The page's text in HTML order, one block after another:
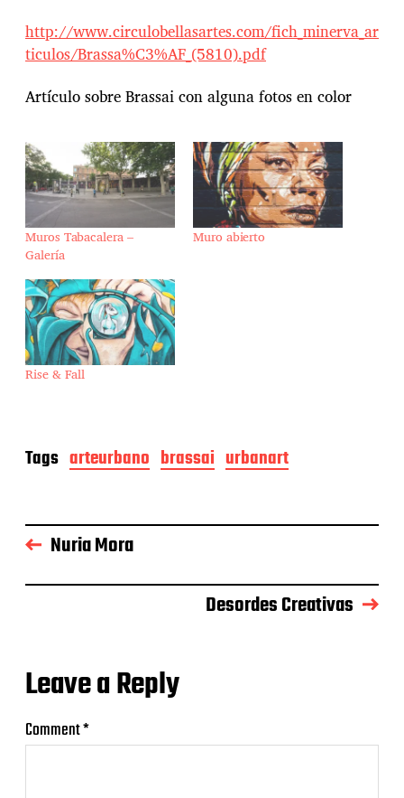
http://www.circulobellasartes.com/fich_minerva_ar
ticulos/Brassa%C3%AF_(5810).pdf
Artículo sobre Brassai con alguna fotos en color
Muros Tabacalera –
Galería
Muro abierto
Rise & Fall
Tags arteurbano brassai urbanart
Nuria Mora
Desordes Creativas
Leave a Reply
Comment*